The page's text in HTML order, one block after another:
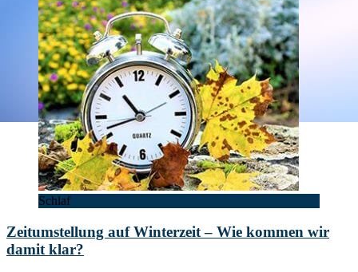
Schlaf
Zeitumstellung auf Winterzeit – Wie kommen wir
damit klar?